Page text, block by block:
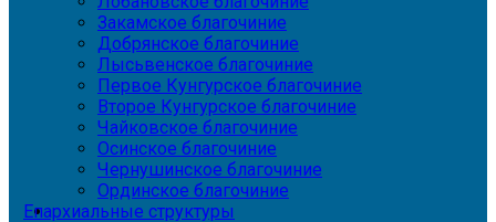
Закамское благочиние
Добрянское благочиние
Лысьвенское благочиние
Первое Кунгурское благочиние
Второе Кунгурское благочиние
Чайковское благочиние
Осинское благочиние
Чернушинское благочиние
Ординское благочиние
Епархиальные структуры